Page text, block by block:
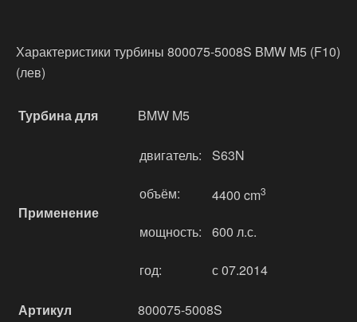
Характеристики турбины 800075-5008S BMW M5 (F10)
(лев)
Турбина для BMW M5
Применение
двигатель: S63N
объём: 4400 cm3
мощность: 600 л.с.
год: с 07.2014
Артикул 800075-5008S